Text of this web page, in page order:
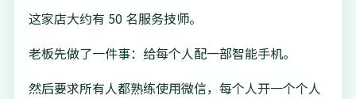
这家店大约有 50 名服务技师。
老板先做了一件事：给每个人配一部智能手机。
然后要求所有人都熟练使用微信，每个人开一个个人